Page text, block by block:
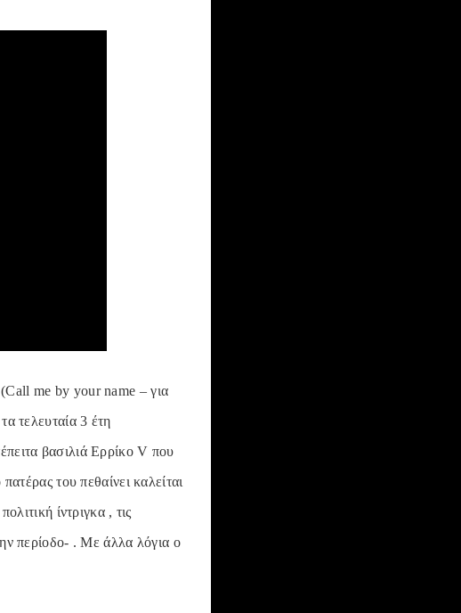
(Call me by your name – για
τελευταία 3 έτη
βασιλιά Ερρίκο V που
του πεθαίνει καλείται
ίντριγκα , τις
περίοδο- . Με άλλα λόγια ο